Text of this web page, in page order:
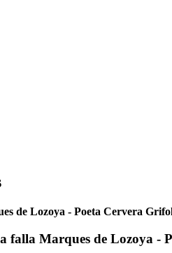
de Lozoya - Poeta Cervera
falla Marques de Lozoya -